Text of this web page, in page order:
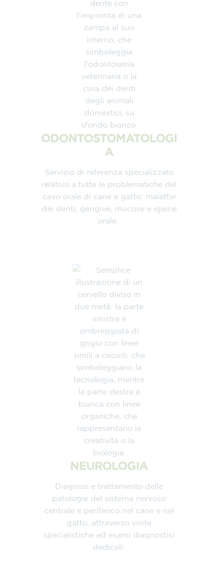
ODONTOSTOMATOLOGI
A
Servizio di referenza specializzato
relativo a tutte le problematiche del
cavo orale di cane e gatto: malattie
dei denti, gengive, mucose e igiene
orale.
NEUROLOGIA
Diagnosi e trattamento delle
patologie del sistema nervoso
centrale e periferico nel cane e nel
gatto, attraverso visite
specialistiche ed esami diagnostici
dedicati.